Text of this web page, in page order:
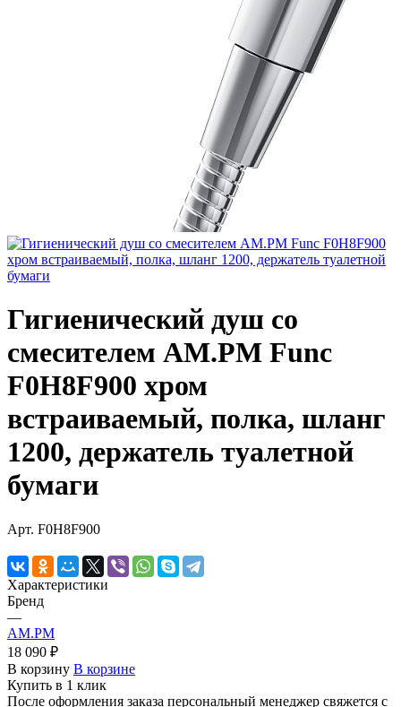
Гигиенический душ со
смесителем AM.PM Func
F0H8F900 хром
встраиваемый, полка, шланг
1200, держатель туалетной
бумаги
Арт. F0H8F900
Характеристики
Бренд
—
AM.PM
18 090 ₽
В корзину В корзине
Купить в 1 клик
После оформления заказа персональный менеджер свяжется с